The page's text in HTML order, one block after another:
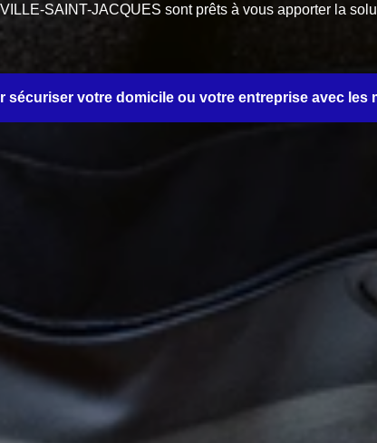
SAINT-JACQUES sont prêts à vous apporter la
sécuriser votre domicile ou votre entreprise avec les